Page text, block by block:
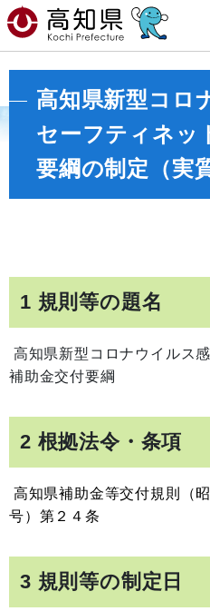
高知県新型コロ
セーフティネッ
要綱の制定（実
1 規則等の題名
高知県新型コロナウイルス
補助金交付要綱
2 根拠法令・条項
高知県補助金等交付規則（
号）第２４条
3 規則等の制定日